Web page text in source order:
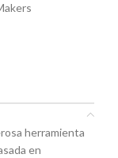
herramienta
en